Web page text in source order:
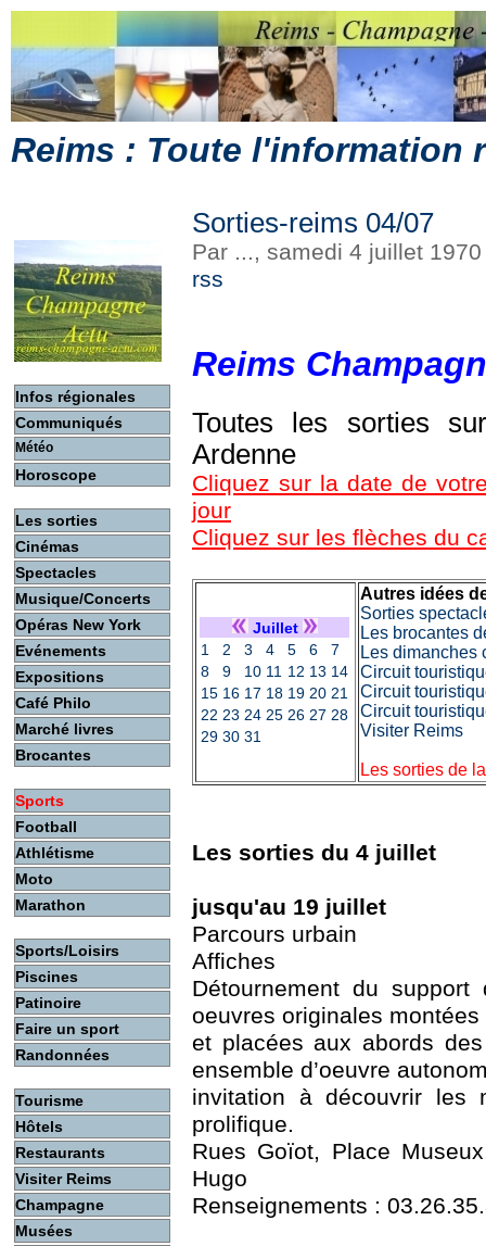
Reims : Toute l'information
Infos régionales
Communiqués
Météo
Horoscope
Les sorties
Cinémas
Spectacles
Musique/Concerts
Opéras New York
Evénements
Expositions
Café Philo
Marché livres
Brocantes
Sports
Football
Athlétisme
Moto
Marathon
Sports/Loisirs
Piscines
Patinoire
Faire un sport
Randonnées
Tourisme
Hôtels
Restaurants
Visiter Reims
Champagne
Musées
Sorties-reims 04/07
Par ..., samedi 4 juillet
rss
Reims
Toutes les sorties
Ardenne
Cliquez sur la date de
jour
Cliquez sur les flèches du
Juillet
1
2 3 4 5 6
7
8
9 10 11 12 13 14
15 16 17 18 19 20 21
22 23 24 25 26 27 28
29 30 31
Autres idées
Sorties
Les brocantes
Les dimanches
Circuit
Circuit
Circuit
Visiter Reims
Les sorties de
Les sorties du 4 juillet
jusqu'au 19 juillet
Parcours urbain
Affiches
Détournement du
oeuvres originales
et placées aux abords
ensemble d’oeuvre
invitation à découvrir les
prolifique.
Rues Goïot, Place
Hugo
Renseignements :